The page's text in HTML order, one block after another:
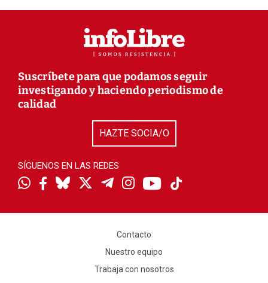
Suscríbete para que podamos seguir
investigando y haciendo periodismo de
calidad
HAZTE SOCIA/O
SÍGUENOS EN LAS REDES
Contacto
Nuestro equipo
Trabaja con nosotros